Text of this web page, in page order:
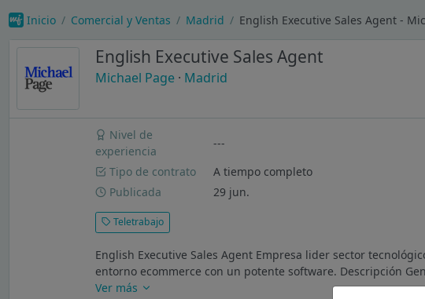
Inicio Comercial y Ventas Madrid English Executive Sales Agent -
English Executive Sales Agent
Michael Page · Madrid
Nivel de
experiencia
---
Tipo de contrato
A tiempo completo
Publicada
29 jun.
Teletrabajo
English Executive Sales Agent Empresa lider sector
entorno ecommerce con un potente software. Descripción
Ver más